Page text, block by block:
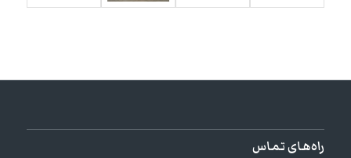
راه‌های تماس